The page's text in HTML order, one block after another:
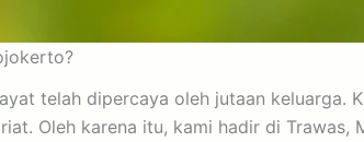
telah dipercaya oleh jutaan keluarga.
Oleh karena itu, kami hadir di